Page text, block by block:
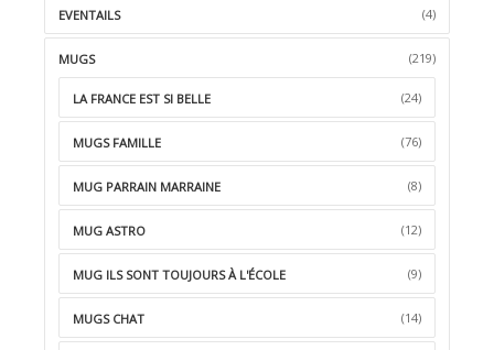
EVENTAILS (4)
MUGS (219)
LA FRANCE EST SI BELLE (24)
MUGS FAMILLE (76)
MUG PARRAIN MARRAINE (8)
MUG ASTRO (12)
MUG ILS SONT TOUJOURS À L'ÉCOLE (9)
MUGS CHAT (14)